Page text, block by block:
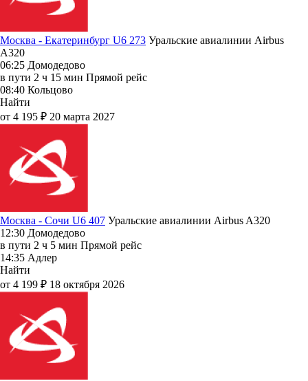
Москва - Екатеринбург U6 273 Уральские авиалинии Airbus
A320
06:25 Домодедово
в пути 2 ч 15 мин Прямой рейс
08:40 Кольцово
Найти
от 4 195 ₽ 20 марта 2027
Москва - Сочи U6 407 Уральские авиалинии Airbus A320
12:30 Домодедово
в пути 2 ч 5 мин Прямой рейс
14:35 Адлер
Найти
от 4 199 ₽ 18 октября 2026